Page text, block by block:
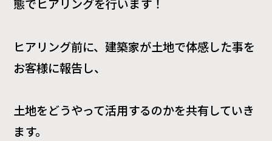
態でヒアリングを行います！
ヒアリング前に、建築家が土地で体感した事を
お客様に報告し、
土地をどうやって活用するのかを共有していき
ます。